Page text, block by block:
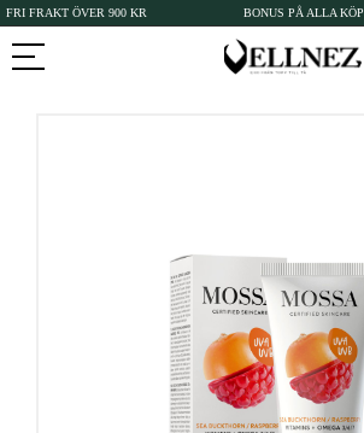
FRI FRAKT ÖVER 900 KR BONUS PÅ ALLA KÖP